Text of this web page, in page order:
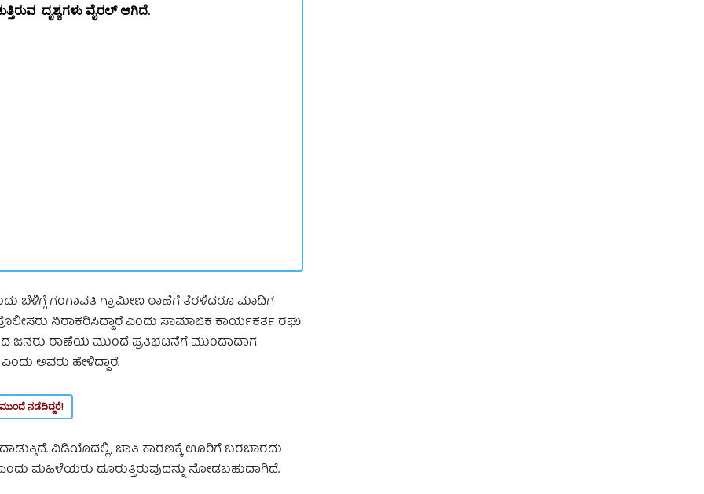
ದೃಶ್ಯಗಳು ವೈರಲ್‌ ಆಗಿದೆ.
ಬೆಳಿಗ್ಗೆ ಗಂಗಾವತಿ ಗ್ರಾಮೀಣ ಠಾಣೆಗೆ ತೆರಳಿದರೂ ಮಾದಿಗ
ನಿರಾಕರಿಸಿದ್ದಾರೆ ಎಂದು ಸಾಮಾಜಿಕ ಕಾರ್ಯಕರ್ತ ರಘು
ಜನರು ಠಾಣೆಯ ಮುಂದೆ ಪ್ರತಿಭಟನೆಗೆ ಮುಂದಾದಾಗ
ಅವರು ಹೇಳಿದ್ದಾರೆ.
ನಡೆದಿದ್ದರೆ!
ವಿಡಿಯೊದಲ್ಲಿ, ಜಾತಿ ಕಾರಣಕ್ಕೆ ಊರಿಗೆ ಬರಬಾರದು
ಮಹಿಳೆಯರು ದೂರುತ್ತಿರುವುದನ್ನು ನೋಡಬಹುದಾಗಿದೆ.